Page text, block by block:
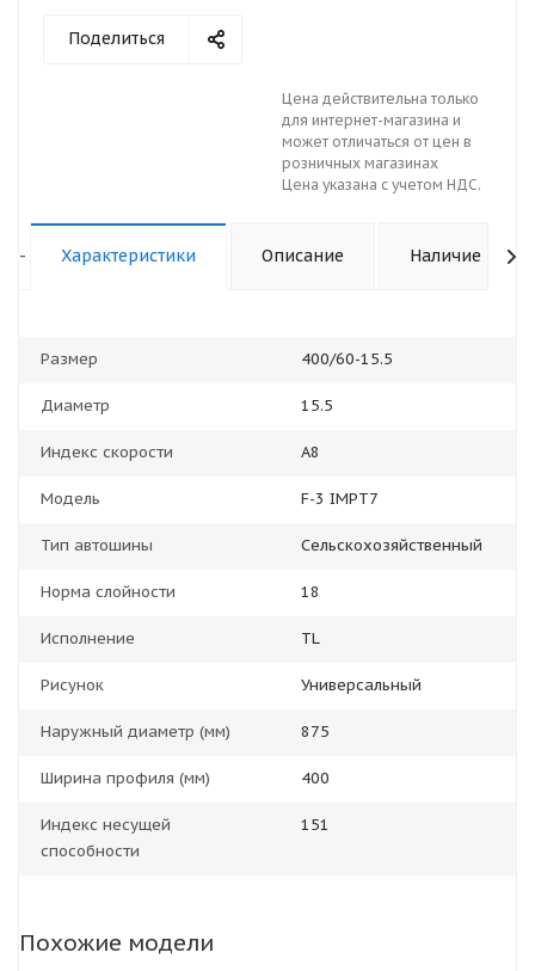
Поделиться
Цена действительна только
для интернет-магазина и
может отличаться от цен в
розничных магазинах
Цена указана с учетом НДС.
- Характеристики Описание Наличие
Размер 400/60-15.5
Диаметр 15.5
Индекс скорости A8
Модель F-3 IMPT7
Тип автошины Сельскохозяйственный
Норма слойности 18
Исполнение TL
Рисунок Универсальный
Наружный диаметр (мм) 875
Ширина профиля (мм) 400
Индекс несущей
способности
151
Похожие модели